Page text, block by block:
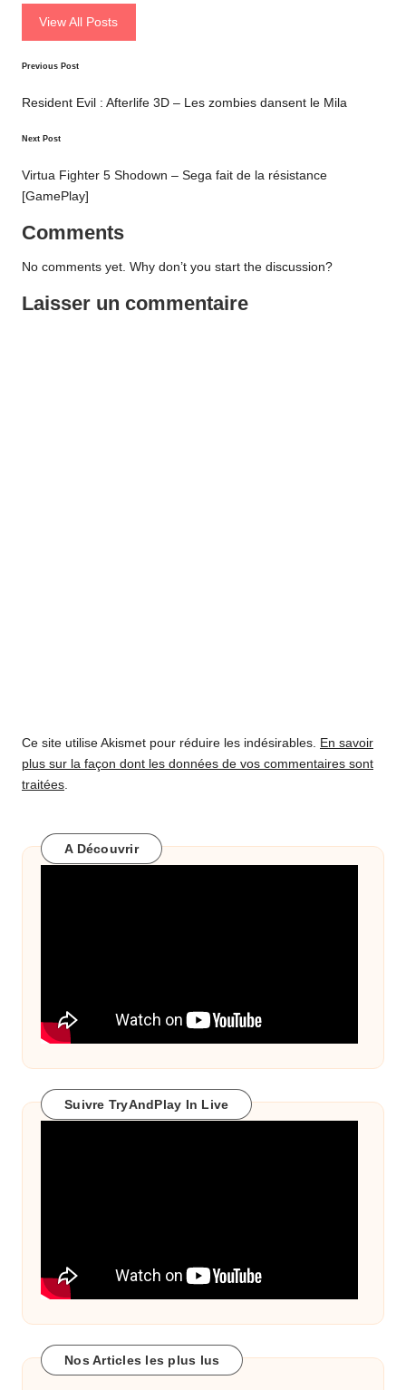
View All Posts
Post
navigation
Previous Post
Resident Evil : Afterlife 3D – Les zombies dansent le Mila
Next Post
Virtua Fighter 5 Shodown – Sega fait de la résistance
[GamePlay]
Comments
No comments yet. Why don’t you start the discussion?
Laisser un commentaire
Ce site utilise Akismet pour réduire les indésirables. En savoir
plus sur la façon dont les données de vos commentaires sont
traitées
A Découvrir
Suivre TryAndPlay In Live
Nos Articles les plus lus